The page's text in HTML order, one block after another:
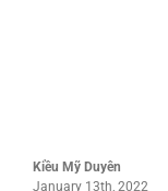
Kiều Mỹ Duyên
January 13th, 2022